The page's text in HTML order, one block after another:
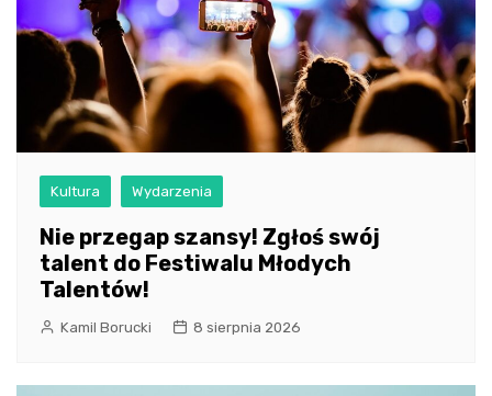
Kultura Wydarzenia
Nie przegap szansy! Zgłoś swój
talent do Festiwalu Młodych
Talentów!
Kamil Borucki 8 sierpnia 2026